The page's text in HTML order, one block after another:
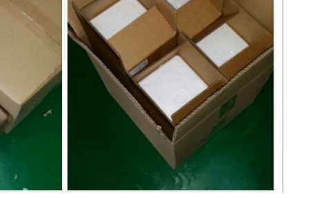
اتصل بنا
الدردشة الآن
محرك أسطوانة قالب